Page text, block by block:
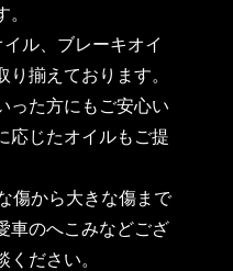
ル、ブレーキオイ
り揃えております。
った方にもご安心い
応じたオイルもご提
傷から大きな傷まで
車のへこみなどござ
ください。